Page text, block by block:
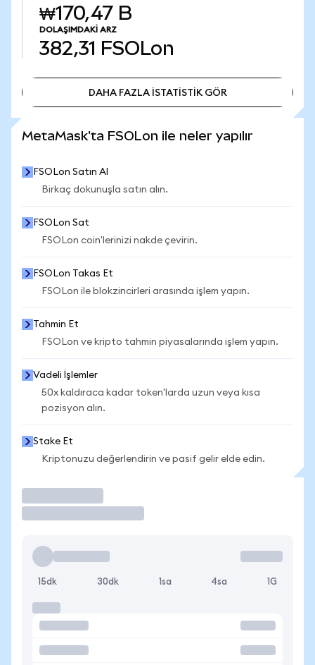
₩170,47 B
DOLAŞIMDAKI ARZ
382,31 FSOLon
DAHA FAZLA İSTATİSTİK GÖR
MetaMask'ta FSOLon ile neler yapılır
FSOLon Satın Al
Birkaç dokunuşla satın alın.
FSOLon Sat
FSOLon coin'lerinizi nakde çevirin.
FSOLon Takas Et
FSOLon ile blokzincirleri arasında işlem yapın.
Tahmin Et
FSOLon ve kripto tahmin piyasalarında işlem yapın.
Vadeli İşlemler
50x kaldıraca kadar token'larda uzun veya kısa
pozisyon alın.
Stake Et
Kriptonuzu değerlendirin ve pasif gelir elde edin.
15dk 30dk 1sa 4sa 1G